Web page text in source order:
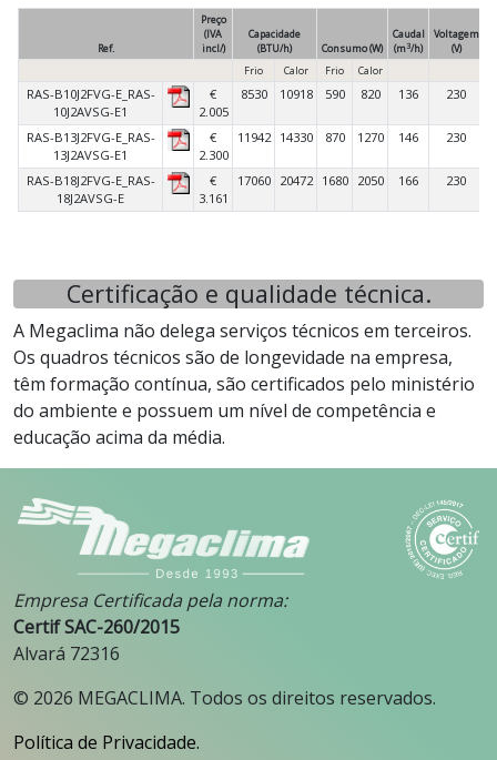
Ref.
Preço
(IVA
incl/)
Capacidade
(BTU/h)
Consumo (W)
Caudal
(m3/h)
Voltagem
(V)
Frio
Calor Frio Calor
RAS-B10J2FVG-E_RAS-
10J2AVSG-E1
€
2.005
8530 10918 590 820 136 230
RAS-B13J2FVG-E_RAS-
13J2AVSG-E1
€
2.300
11942 14330 870 1270 146 230
RAS-B18J2FVG-E_RAS-
18J2AVSG-E
€
3.161
17060 20472 1680 2050 166 230
Certificação e qualidade técnica.
A Megaclima não delega serviços técnicos em terceiros.
Os quadros técnicos são de longevidade na empresa,
têm formação contínua, são certificados pelo ministério
do ambiente e possuem um nível de competência e
educação acima da média.
Empresa Certificada pela norma:
Certif SAC-260/2015
Alvará 72316
© 2026 MEGACLIMA. Todos os direitos reservados.
Política de Privacidade.